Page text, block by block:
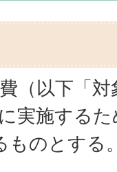
（以下「
実施する
ものとする